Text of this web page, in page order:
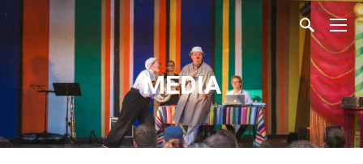
MEDIA